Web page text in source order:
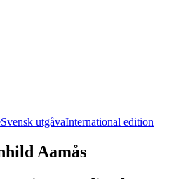
Svensk utgåvaInternational edition
Aamås